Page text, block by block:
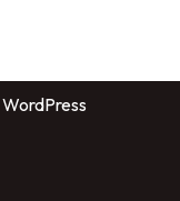
WordPress